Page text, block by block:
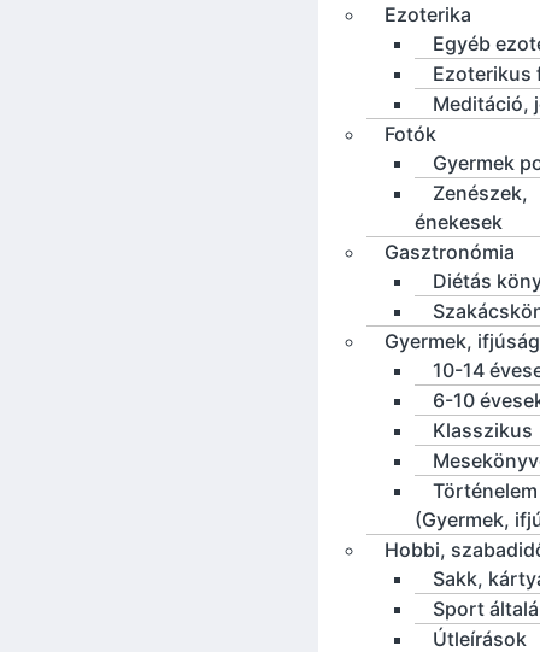
Ezoterika
Egyéb
Ezoterikus
Meditáció,
Fotók
Gyermek
Zenészek,
énekesek
Gasztronómia
Diétás
Gyermek,
10-14
6-10
Klasszikus
Történelem
(Gyermek,
Hobbi,
Sakk,
Sport
Útleírások